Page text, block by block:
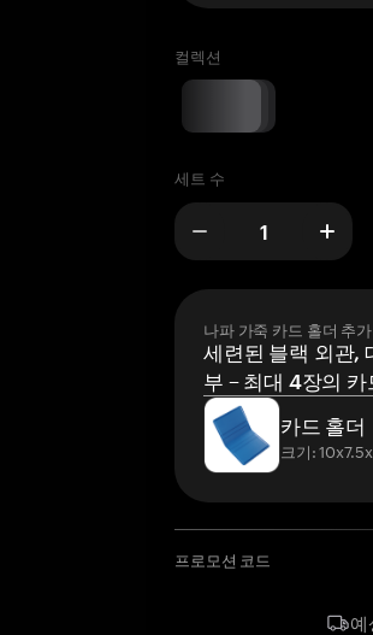
컬렉션
세트 수
나파 가죽 카드 홀더 추가
세련된 블랙 외관,
부 – 최대 4장의
카드 홀더
크기:
프로모션 코드
예